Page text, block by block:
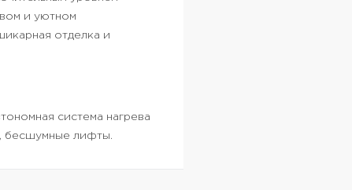
и уютном
отделка и
система нагрева
бесшумные лифты.